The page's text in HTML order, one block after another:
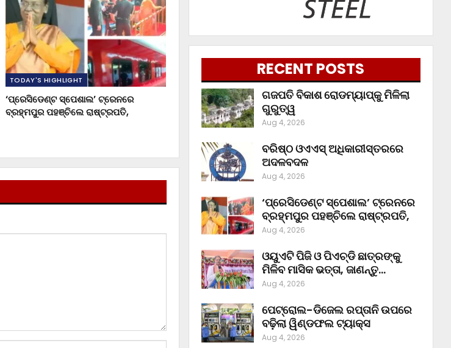
TODAY'S HIGHLIGHT
‘ପ୍ରେସିଡେଣ୍ଟ ସ୍ପେଶାଲ’ ଟ୍ରେନରେ
ବ୍ରହ୍ମପୁର ପହଞ୍ଚିଲେ ରାଷ୍ଟ୍ରପତି,
RECENT POSTS
ଗଜପତି ବିକାଶ ରୋଡମ୍ୟାପ୍‌କୁ ମିଳିଲା
ଗୁରୁତ୍ୱ
Aug 4, 2026
ବରିଷ୍ଠ ଓଏଏସ୍‌ ଅଧିକାରୀସ୍ତରରେ
ଅଦଳବଦଳ
Aug 4, 2026
‘ପ୍ରେସିଡେଣ୍ଟ ସ୍ପେଶାଲ’ ଟ୍ରେନରେ
ବ୍ରହ୍ମପୁର ପହଞ୍ଚିଲେ ରାଷ୍ଟ୍ରପତି,
Aug 4, 2026
ଓୟୁଏଟି ପିଜି ଓ ପିଏଚ୍‌ଡି ଛାତ୍ରଙ୍କୁ
ମିଳିବ ମାସିକ ଭତ୍ତା, ଜାଣନ୍ତୁ…
Aug 4, 2026
ପେଟ୍ରୋଲ-ଡିଜେଲ ରପ୍ତାନି ଉପରେ
ବଢ଼ିଲା ୱିଣ୍ଡଫଲ ଟ୍ୟାକ୍ସ
Aug 4, 2026